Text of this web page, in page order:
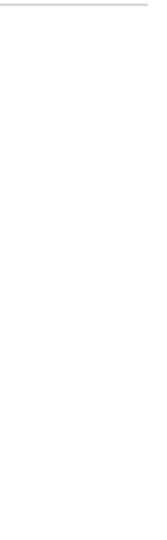
查。
页面上的表单框
分组件。